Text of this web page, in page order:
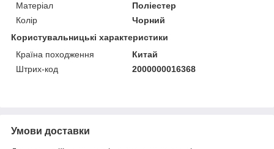
Матеріал
Поліестер
Колір
Чорний
Користувальницькі характеристики
Країна походження
Китай
Штрих-код
2000000016368
Умови доставки